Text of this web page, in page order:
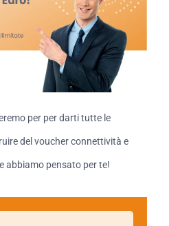
per per darti tutte le
del voucher connettività e
abbiamo pensato per te!